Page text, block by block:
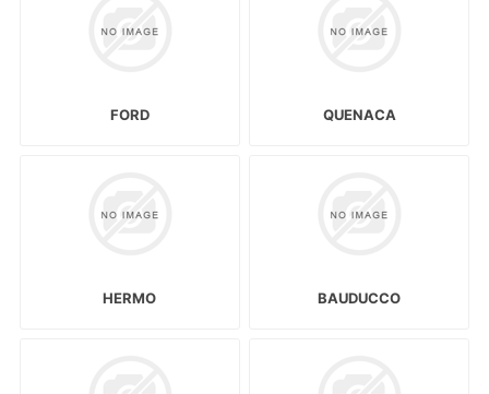
FORD QUENACA
HERMO BAUDUCCO